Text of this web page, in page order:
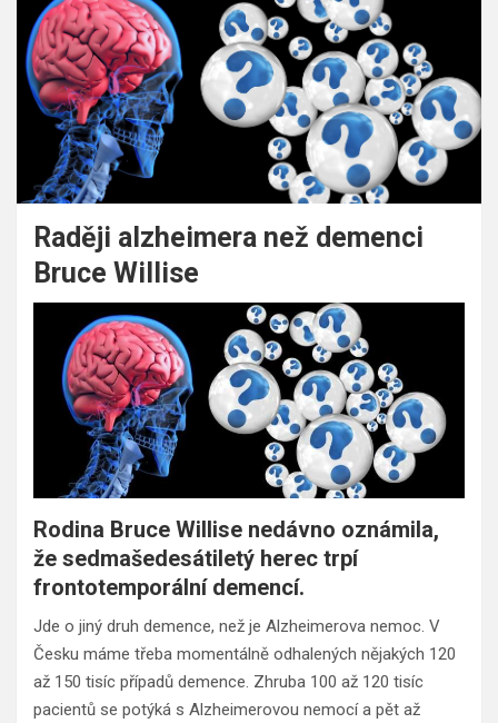
Raději alzheimera než demenci
Bruce Willise
Rodina Bruce Willise nedávno oznámila,
že sedmašedesátiletý herec trpí
frontotemporální demencí.
Jde o jiný druh demence, než je Alzheimerova nemoc. V
Česku máme třeba momentálně odhalených nějakých 120
až 150 tisíc případů demence. Zhruba 100 až 120 tisíc
pacientů se potýká s Alzheimerovou nemocí a pět až